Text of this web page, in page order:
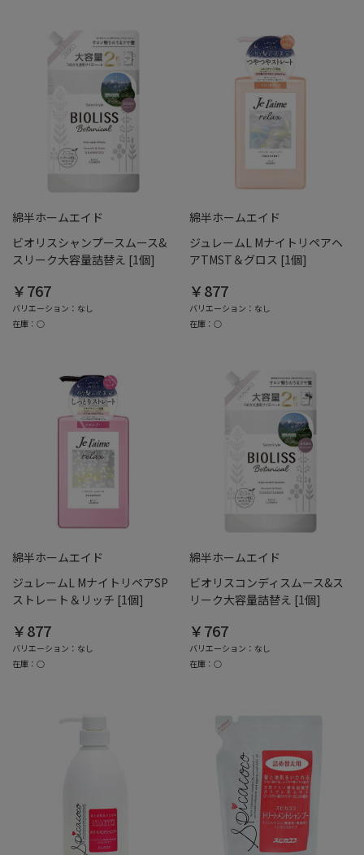
綿半ホームエイド
ビオリスシャンプースムース&
スリーク大容量詰替え [1個]
￥767
バリエーション：なし
在庫：○
綿半ホームエイド
ジュレームL Mナイトリペアヘ
アTMST＆グロス [1個]
￥877
バリエーション：なし
在庫：○
綿半ホームエイド
ジュレームL MナイトリペアSP
ストレート＆リッチ [1個]
￥877
バリエーション：なし
在庫：○
綿半ホームエイド
ビオリスコンディスムース&ス
リーク大容量詰替え [1個]
￥767
バリエーション：なし
在庫：○